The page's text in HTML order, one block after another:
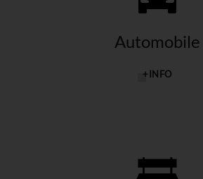
Automobile
+INFO